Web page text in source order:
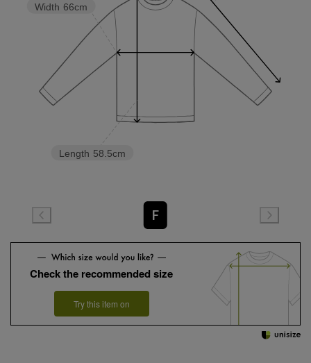
Length 58.5cm
Width 66cm
F
Check the recommended size
Try this item on